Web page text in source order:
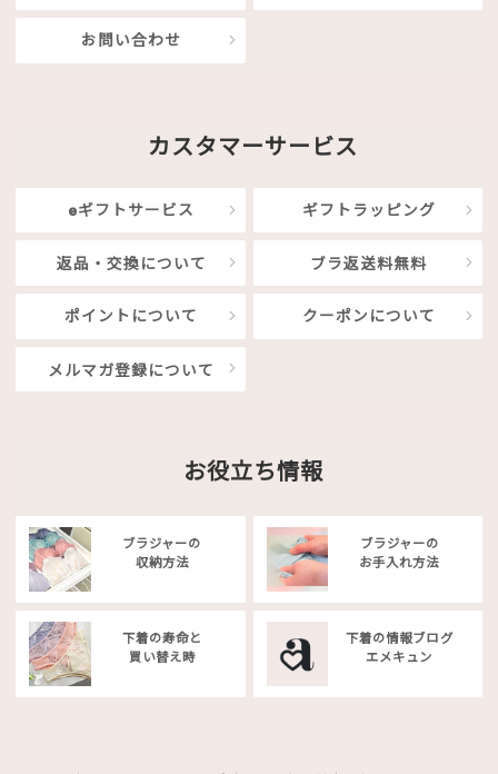
お問い合わせ
カスタマーサービス
eギフトサービス ギフトラッピング
返品・交換について ブラ返送料無料
ポイントについて クーポンについて
メルマガ登録について
お役立ち情報
ブラジャーの
収納方法
ブラジャーの
お手入れ方法
下着の寿命と
買い替え時
下着の情報ブログ
エメキュン